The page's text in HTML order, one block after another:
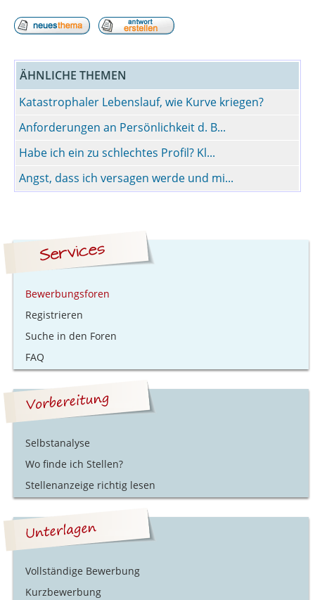
ÄHNLICHE THEMEN
Katastrophaler Lebenslauf, wie Kurve kriegen?
Anforderungen an Persönlichkeit d. B...
Habe ich ein zu schlechtes Profil? Kl...
Angst, dass ich versagen werde und mi...
Bewerbungsforen
Registrieren
Suche in den Foren
FAQ
Selbstanalyse
Wo finde ich Stellen?
Stellenanzeige richtig lesen
Vollständige Bewerbung
Kurzbewerbung